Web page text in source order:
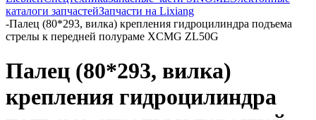
каталоги запчастейЗапчасти на Lixiang
-Палец (80*293, вилка) крепления гидроцилиндра подъема
стрелы к передней полураме XCMG ZL50G
Палец (80*293, вилка)
крепления гидроцилиндра